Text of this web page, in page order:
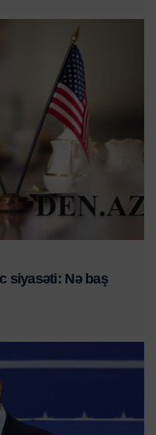
siyasəti: Nə baş